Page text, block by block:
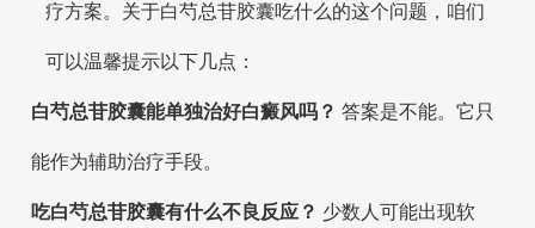
疗方案。关于白芍总苷胶囊吃什么的这个问题，咱们
可以温馨提示以下几点：
白芍总苷胶囊能单独治好白癜风吗？ 答案是不能。它只
能作为辅助治疗手段。
吃白芍总苷胶囊有什么不良反应？ 少数人可能出现软